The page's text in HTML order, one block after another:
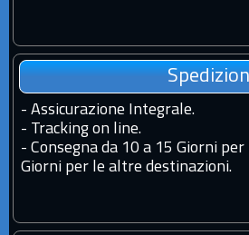
- Assicurazione Integrale.
- Tracking on line.
- Consegna da 10 a 15 Giorni
Giorni per le altre destinazioni.